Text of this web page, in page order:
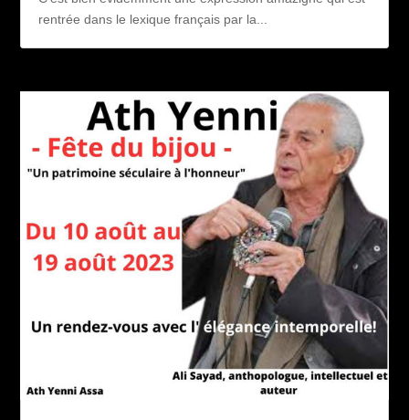
rentrée dans le lexique français par la...